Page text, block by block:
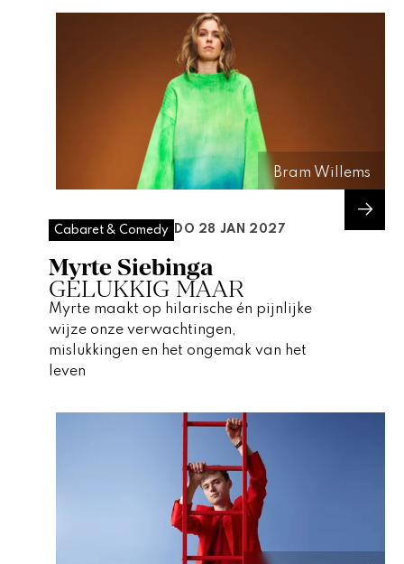
Cabaret & Comedy DO 28 JAN 2027
Myrte Siebinga
GELUKKIG MAAR
Myrte maakt op hilarische én pijnlijke
wijze onze verwachtingen,
mislukkingen en het ongemak van het
leven
Bram Willems